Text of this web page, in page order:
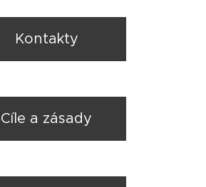
Kontakty
Cíle a zásady